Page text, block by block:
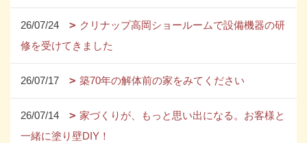
26/07/24
クリナップ高岡ショールームで設備機器の研
修を受けてきました
26/07/17 築70年の解体前の家をみてください
26/07/14
家づくりが、もっと思い出になる。お客様と
一緒に塗り壁DIY！